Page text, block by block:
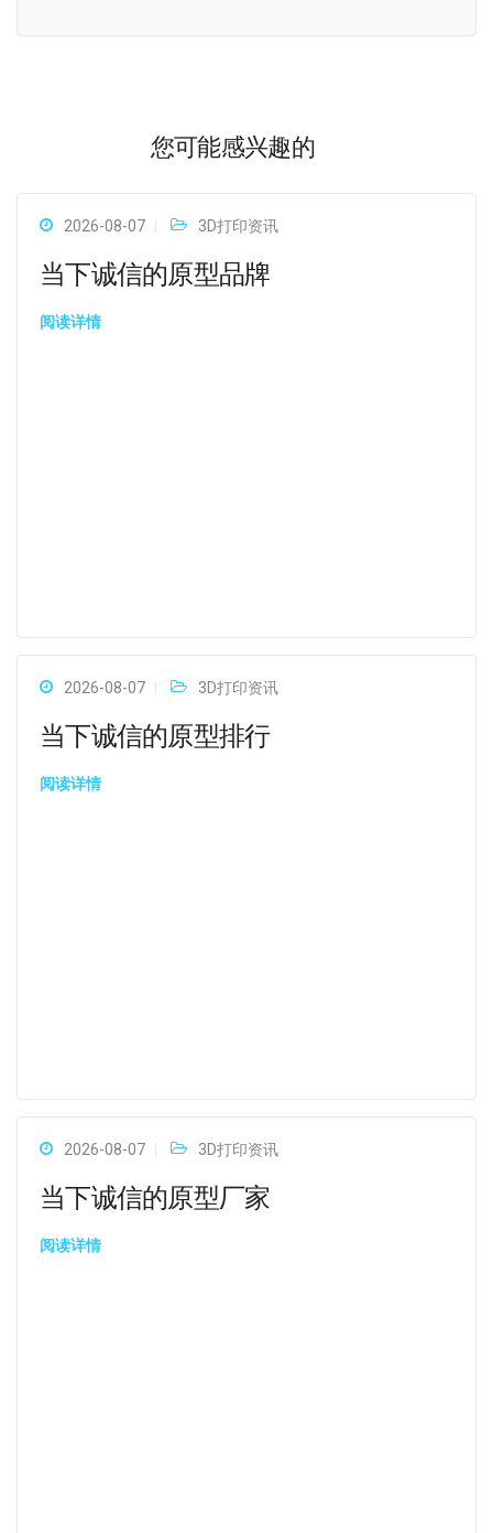
您可能感兴趣的
2026-08-07 3D打印资讯
当下诚信的原型品牌
阅读详情
2026-08-07 3D打印资讯
当下诚信的原型排行
阅读详情
2026-08-07 3D打印资讯
当下诚信的原型厂家
阅读详情